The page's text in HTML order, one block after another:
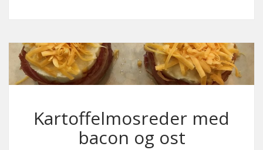
Kartoffelmosreder med
bacon og ost